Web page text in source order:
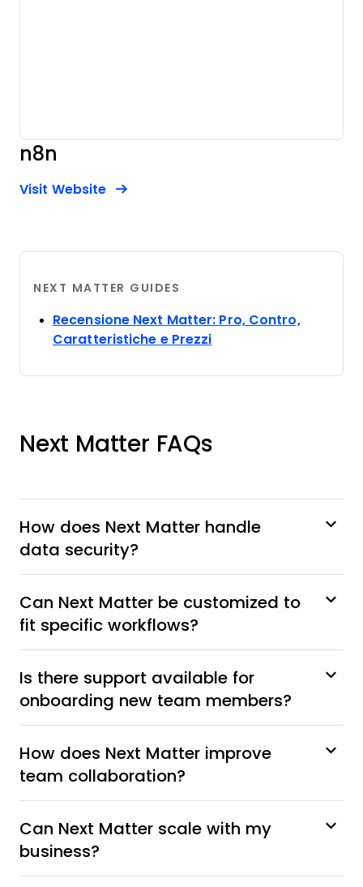
n8n
Visit WebsiteOpens New Window
NEXT MATTER GUIDES
Recensione Next Matter: Pro, Contro,
Caratteristiche e PrezziOpens new window
Next Matter FAQs
How does Next Matter handle
data security?
Can Next Matter be customized to
fit specific workflows?
Is there support available for
onboarding new team members?
How does Next Matter improve
team collaboration?
Can Next Matter scale with my
business?